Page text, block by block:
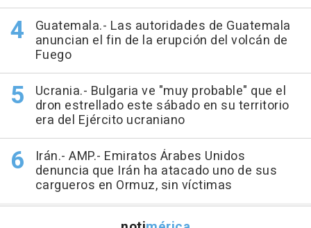
Guatemala.- Las autoridades de Guatemala
anuncian el fin de la erupción del volcán de
Fuego
Ucrania.- Bulgaria ve "muy probable" que el
dron estrellado este sábado en su territorio
era del Ejército ucraniano
Irán.- AMP.- Emiratos Árabes Unidos
denuncia que Irán ha atacado uno de sus
cargueros en Ormuz, sin víctimas